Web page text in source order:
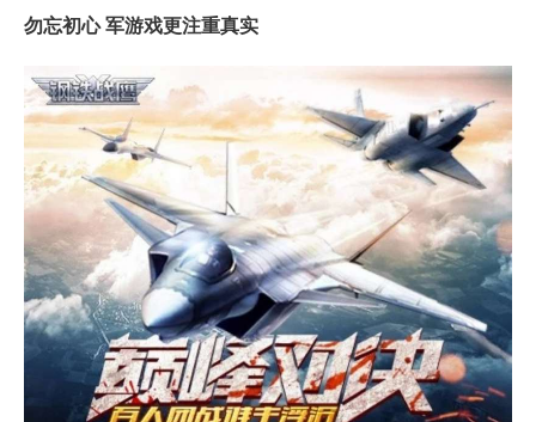
勿忘初心 军游戏更注重真实